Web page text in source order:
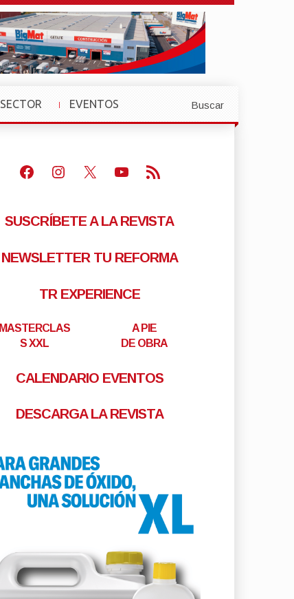
SECTOR
»
EVENTOS
»
Buscar
Facebook
Instagram
X Youtube
Feed RSS
SUSCRÍBETE A LA REVISTA
NEWSLETTER TU REFORMA
TR EXPERIENCE
MASTERCLAS
S XXL
A PIE
DE OBRA
CALENDARIO EVENTOS
DESCARGA LA REVISTA